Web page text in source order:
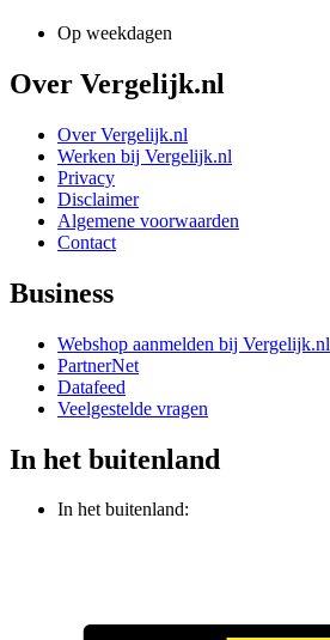
Op weekdagen
Over Vergelijk.nl
Over Vergelijk.nl
Werken bij Vergelijk.nl
Privacy
Disclaimer
Algemene voorwaarden
Contact
Business
Webshop aanmelden bij Vergelijk.nl
PartnerNet
Datafeed
Veelgestelde vragen
In het buitenland
In het buitenland: